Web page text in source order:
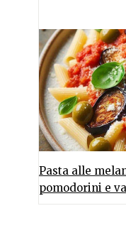
Pasta alle
pomodorini e